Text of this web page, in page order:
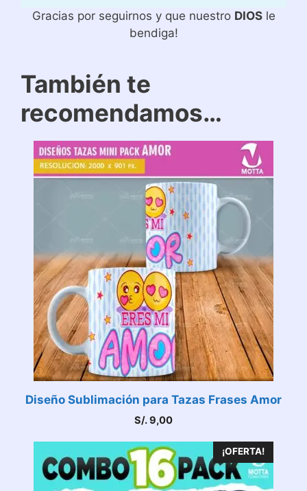
Gracias por seguirnos y que nuestro DIOSle
bendiga!
También te
recomendamos…
Diseño Sublimación para Tazas Frases Amor
S/.9,00
¡OFERTA!